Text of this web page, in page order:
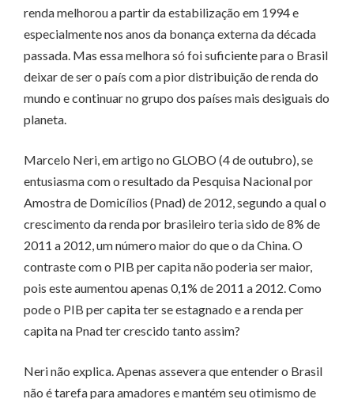
renda melhorou a partir da estabilização em 1994 e
especialmente nos anos da bonança externa da década
passada. Mas essa melhora só foi suficiente para o Brasil
deixar de ser o país com a pior distribuição de renda do
mundo e continuar no grupo dos países mais desiguais do
planeta.
Marcelo Neri, em artigo no GLOBO (4 de outubro), se
entusiasma com o resultado da Pesquisa Nacional por
Amostra de Domicílios (Pnad) de 2012, segundo a qual o
crescimento da renda por brasileiro teria sido de 8% de
2011 a 2012, um número maior do que o da China. O
contraste com o PIB per capita não poderia ser maior,
pois este aumentou apenas 0,1% de 2011 a 2012. Como
pode o PIB per capita ter se estagnado e a renda per
capita na Pnad ter crescido tanto assim?
Neri não explica. Apenas assevera que entender o Brasil
não é tarefa para amadores e mantém seu otimismo de